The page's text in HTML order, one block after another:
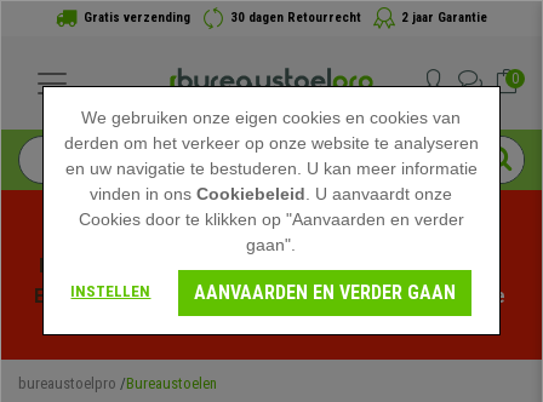
Gratis verzending 30 dagen Retourrecht 2 jaar Garantie
0
Profiteer van de Zomeruitverkoop bij bureaustoelpro!
Exclusieve kortingen voor een beperkte tijd - Bekijk de
bureaustoelpro Bureaustoelen
We gebruiken onze eigen cookies en cookies van
derden om het verkeer op onze website te analyseren
en uw navigatie te bestuderen. U kan meer informatie
vinden in onsCookiebeleid . U aanvaardt onze
Cookies door te klikken op "Aanvaarden en verder
gaan".
INSTELLEN AANVAARDEN EN VERDER GAAN